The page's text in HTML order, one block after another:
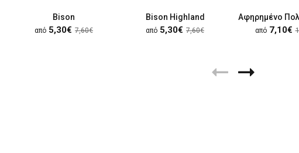
Bison
από 5,30€ 7,60€
Bison Highland
από 5,30€ 7,60€ από 7,10€